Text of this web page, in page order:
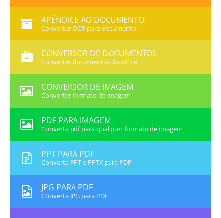
APÊNDICE AO DOCUMENTO:
Converter OCR para documento
CONVERSOR DE DOCUMENTOS
Converter documentos do office
CONVERSOR DE IMAGEM
Converter formato de imagem
PDF PARA IMAGEM
Converta pdf para qualquer formato de imagem
PPT PARA PDF
Converta PPT e PPTX para PDF
JPG PARA PDF
Converta JPG para PDF